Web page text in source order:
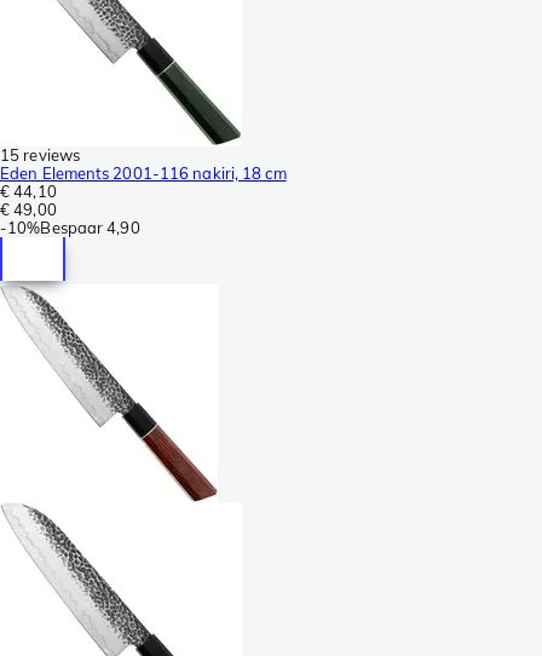
15 reviews
Eden Elements 2001-116 nakiri, 18 cm
€ 44,10
€ 49,00
-10%Bespaar 4,90